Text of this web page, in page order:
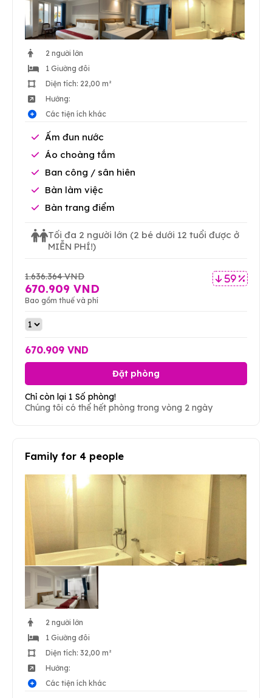
2 người lớn
1 Giường đôi
Diện tích: 22,00 m²
Hướng:
Các tiện ích khác
Ấm đun nước
Áo choàng tắm
Ban công / sân hiên
Bàn làm việc
Bàn trang điểm
Tối đa 2 người lớn (2 bé dưới 12 tuổi được ở
MIỄN PHÍ!)
59 %
1.636.364 VND
670.909 VND
Bao gồm thuế và phí
670.909 VND
Đặt phòng
Chỉ còn lại 1 Số phòng!
Chúng tôi có thể hết phòng trong vòng 2 ngày
Family for 4 people
2 người lớn
1 Giường đôi
Diện tích: 32,00 m²
Hướng:
Các tiện ích khác